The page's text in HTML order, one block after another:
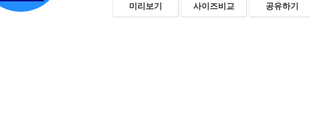
미리보기 사이즈비교 공유하기